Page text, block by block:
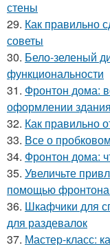
стены
29. Как правильно
советы
30. Бело-зеленый
функциональности
31. Фронтон дома:
оформлении здания
32. Как правильно
33. Все о
34. Фронтон дома:
35. Увеличьте
помощью фронтона
36. Шкафчики для
для раздевалок
37. Мастер-класс: